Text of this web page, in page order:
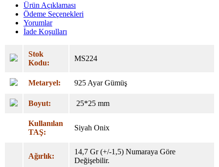
Ürün Açıklaması
Ödeme Seçenekleri
Yorumlar
İade Koşulları
Stok
Kodu:
MS224
Metaryel: 925 Ayar Gümüş
Boyut: 25*25 mm
Kullanılan
TAŞ:
Siyah Onix
Ağırlık:
14,7 Gr (+/-1,5) Numaraya Göre
Değişebilir.